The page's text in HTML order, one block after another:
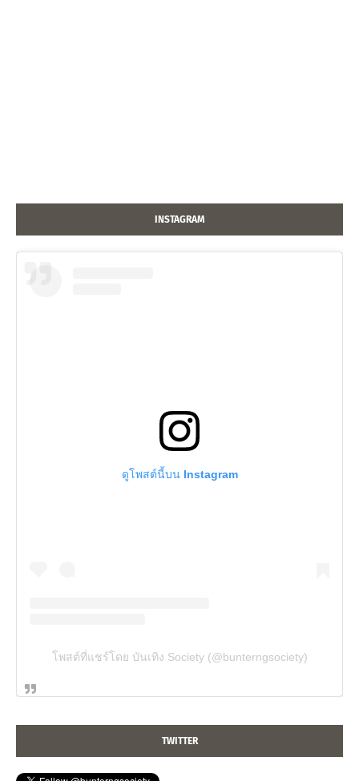
INSTAGRAM
ดูโพสต์นี้บน Instagram
โพสต์ที่แชร์โดย บันเทิง Society (@bunterngsociety)
TWITTER